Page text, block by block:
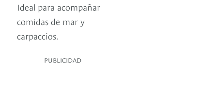
Ideal para acompañar
comidas de mar y
carpaccios.
PUBLICIDAD